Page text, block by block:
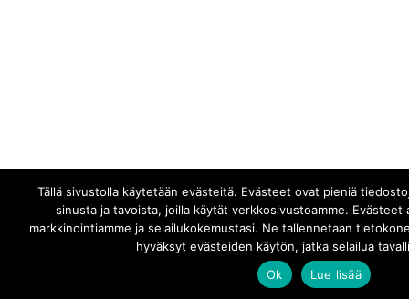
Tällä sivustolla käytetään evästeitä. Evästeet ovat pieniä
sinusta ja tavoista, joilla käytät verkkosivustoamme. Evästeet
markkinointiamme ja selailukokemustasi. Ne tallennetaan
hyväksyt evästeiden käytön, jatka selailua
Ok
Lue lisää